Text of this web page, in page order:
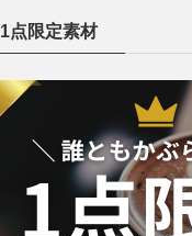
1点限定素材